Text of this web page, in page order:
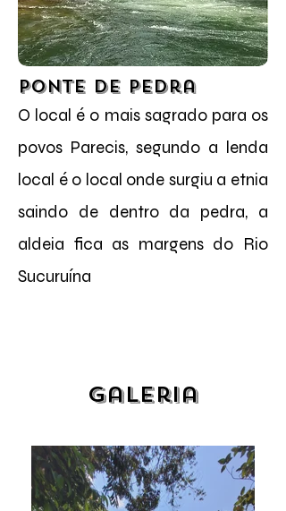
Ponte de Pedra
O local é o mais sagrado para os
povos Parecis, segundo a lenda
local é o local onde surgiu a etnia
saindo de dentro da pedra, a
aldeia fica as margens do Rio
Sucuruína
Galeria